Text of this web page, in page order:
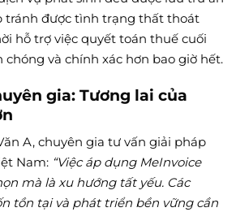
tránh được tình trạng thất thoát
hỗ trợ việc quyết toán thuế cuối
và chính xác hơn bao giờ hết.
gia: Tương lai của
A, chuyên gia tư vấn giải pháp
Nam: “Việc áp dụng MeInvoice
mà là xu hướng tất yếu. Các
tồn tại và phát triển bền vững cần